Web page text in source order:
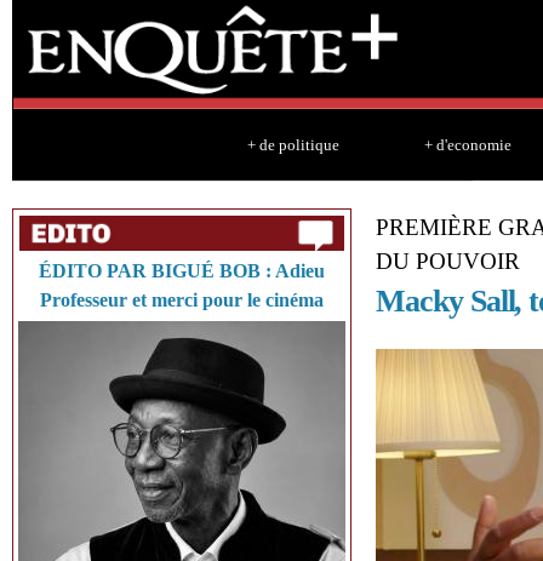
+ de politique + d'economie
ÉDITO PAR BIGUÉ BOB : Adieu
Professeur et merci pour le cinéma
PREMIÈRE
DU POUVOIR
Macky Sall,